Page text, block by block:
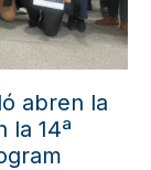
abren la
la 14ª